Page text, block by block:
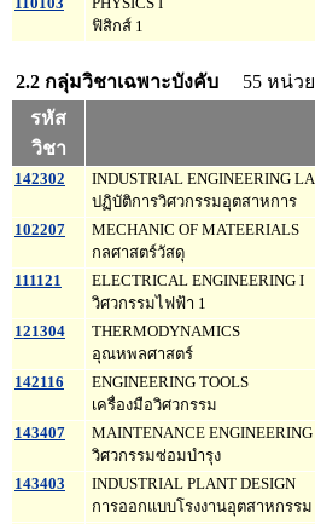
ฟิสิกส์ 1
2.2 กลุ่มวิชาเฉพาะบังคับ
55 หน่ว
รหัส
วิชา
142302
INDUSTRIAL ENGINEERING
ปฏิบัติการวิศวกรรมอุตสาหการ
102207
MECHANIC OF MATEERIALS
กลศาสตร์วัสดุ
111121
ELECTRICAL ENGINEERING I
วิศวกรรมไฟฟ้า 1
121304
THERMODYNAMICS
อุณหพลศาสตร์
142116
ENGINEERING TOOLS
เครื่องมือวิศวกรรม
143407
MAINTENANCE ENGINEERING
วิศวกรรมซ่อมบำรุง
143403
INDUSTRIAL PLANT DESIGN
การออกแบบโรงงานอุตสาหกรรม